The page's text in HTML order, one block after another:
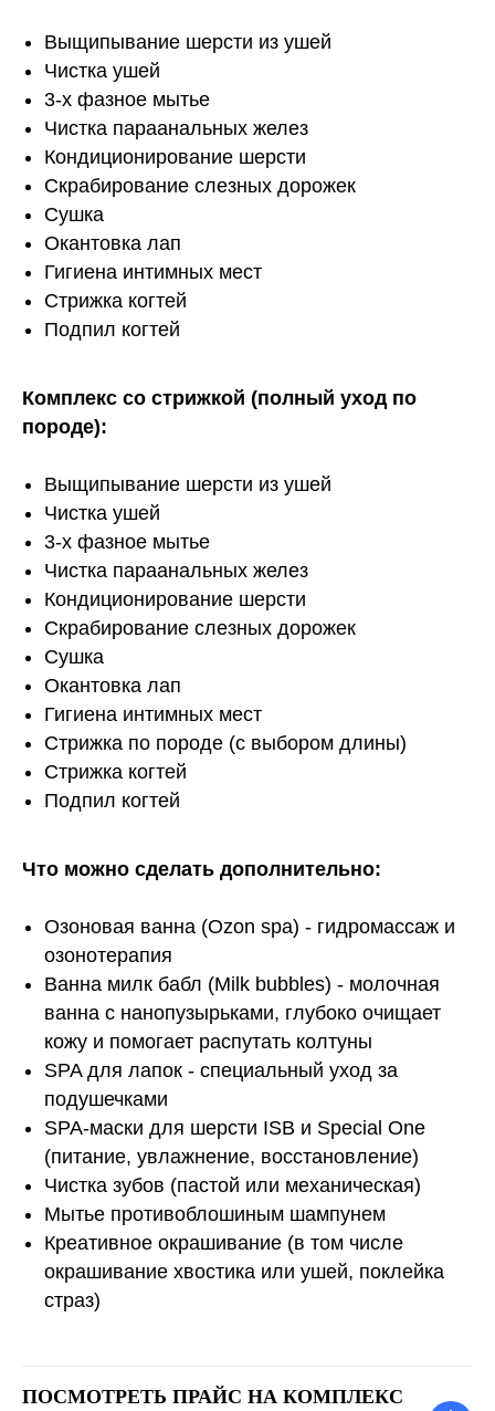
Выщипывание шерсти из ушей
Чистка ушей
3-х фазное мытье
Чистка параанальных желез
Кондиционирование шерсти
Скрабирование слезных дорожек
Сушка
Окантовка лап
Гигиена интимных мест
Стрижка когтей
Подпил когтей
Комплекс со стрижкой (полный уход по
породе):
Выщипывание шерсти из ушей
Чистка ушей
3-х фазное мытье
Чистка параанальных желез
Кондиционирование шерсти
Скрабирование слезных дорожек
Сушка
Окантовка лап
Гигиена интимных мест
Стрижка по породе (с выбором длины)
Стрижка когтей
Подпил когтей
Что можно сделать дополнительно:
Озоновая ванна (Ozon spa) - гидромассаж и
озонотерапия
Ванна милк бабл (Milk bubbles) - молочная
ванна с нанопузырьками, глубоко очищает
кожу и помогает распутать колтуны
SPA для лапок - специальный уход за
подушечками
SPA-маски для шерсти ISB и Special One
(питание, увлажнение, восстановление)
Чистка зубов (пастой или механическая)
Мытье противоблошиным шампунем
Креативное окрашивание (в том числе
окрашивание хвостика или ушей, поклейка
страз)
ПОСМОТРЕТЬ ПРАЙС НА КОМПЛЕКС